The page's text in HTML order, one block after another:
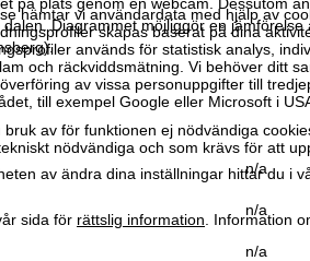
hämtar vi användardata med hjälp av
skapas baserat på dina
används för statistisk analys,
och räckviddsmätning. Vi behöver ditt
av vissa personuppgifter till
till exempel Google eller Microsoft i
av för funktionen ej nödvändiga
nödvändiga och som krävs för att
av ändra dina inställningar hittar du i
sida för rättslig information. Information
Diagrammet möjliggör en
n/a
n/a
n/a